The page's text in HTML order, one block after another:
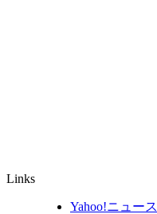
Links
Yahoo!ニュース